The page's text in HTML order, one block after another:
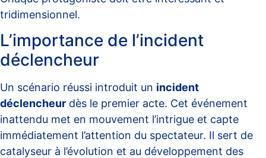
tridimensionnel.
L’importance de l’incident
déclencheur
Un scénario réussi introduit un incident
déclencheur dès le premier acte. Cet événement
inattendu met en mouvement l’intrigue et capte
immédiatement l’attention du spectateur. Il sert de
catalyseur à l’évolution et au développement des